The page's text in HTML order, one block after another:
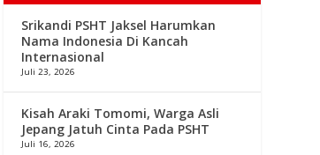
Srikandi PSHT Jaksel Harumkan
Nama Indonesia Di Kancah
Internasional
Juli 23, 2026
Kisah Araki Tomomi, Warga Asli
Jepang Jatuh Cinta Pada PSHT
Juli 16, 2026